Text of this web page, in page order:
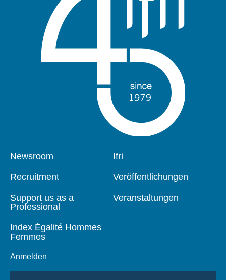
Pied
Newsroom
Recruitment
Support us as a
Professional
Index Égalité Hommes
Femmes
Anmelden
Navigation
Ifri
Veröffentlichungen
Veranstaltungen